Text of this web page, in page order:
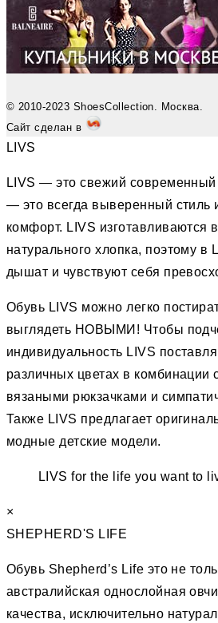
© 2010-2023 ShoesCollection. Москва.
Сайт сделан в
LIVS
LIVS — это свежий
— это всегда выверенный стиль
комфорт. LIVS изготавливаются
натурального хлопка, поэтому в
дышат и чувствуют себя
Обувь LIVS можно легко
выглядеть НОВЫМИ! Чтобы
индивидуальность LIVS
различных цветах в комбинации
вязаными рюкзачками и
Также LIVS предлагает
модные детские модели.
LIVS for the life you want to
×
SHEPHERD'S LIFE
Обувь Shepherd’s Life это не
австралийская однослойная
качества, исключительно